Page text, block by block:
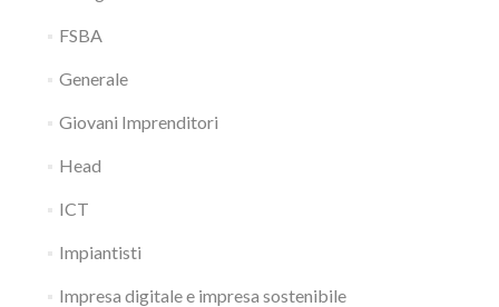
FSBA
Generale
Giovani Imprenditori
Head
ICT
Impiantisti
Impresa digitale e impresa sostenibile